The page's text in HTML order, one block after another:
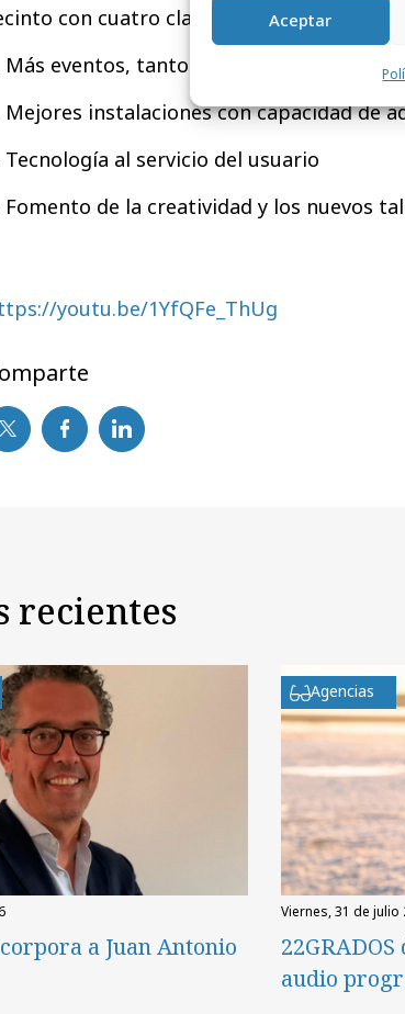
Aceptar
con cuatro claras mejoras:
Más eventos, tanto de ocio y
Mejores instalaciones con capacidad de
Tecnología al servicio del usuario
Fomento de la creatividad y los nuevos
youtu.be/1YfQFe_ThUg
recientes
a Juan Antonio
Agencias
viernes, 31 de julio
audio